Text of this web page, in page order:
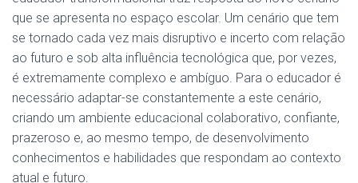
que se apresenta no espaço escolar. Um cenário que tem
se tornado cada vez mais disruptivo e incerto com relação
ao futuro e sob alta influência tecnológica que, por vezes,
é extremamente complexo e ambíguo. Para o educador é
necessário adaptar-se constantemente a este cenário,
criando um ambiente educacional colaborativo, confiante,
prazeroso e, ao mesmo tempo, de desenvolvimento
conhecimentos e habilidades que respondam ao contexto
atual e futuro.